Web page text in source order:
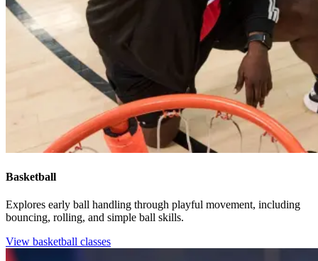
Basketball​​​​‌ ‍ ​‍​‍‌‍ ‌ ​‍‌‍‍‌‌‍‌ ‌‍‍‌‌‍ ‍​‍​‍​ ‍‍​‍​‍‌ ​ ‌‍​‌‌‍ ‍‌‍‍‌‌ ‌​‌ ‍‌​‍ ‍‌‍‍‌‌‍ ​‍​‍​‍ ​​‍​‍‌‍‍​‌ ​‍‌‍‌‌‌‍‌‍​‍​‍​ ‍‍​‍​‍‌‍‍​‌ ‌​‌ ‌​‌ ​​‌ ​ ​ ‍‍​‍ ​‍ ‌‍​ ‌‍‍​‌‍‌‌‌‍ ​‌ ​ ‌‍‌‌‌‍​‌‌ ​​‌‍‍‌‌‍‌‌‌ ​‍‌ ​ ​‍ ‍‌ ​ ‌‍​‌‌‍ ‍‌‍‍‌‌ ‌​‌ ‍‌​‍ ‍‌ ​ ‌ ‌​‌ ‌‌‌‍‌​‌‍‍‌‌‍ ​‍ ‌‍‍‌‌‍ ‍‌ ‌​‌‍‌‌‌‍ ‍‌ ‌​​‍ ‌‍‌‌‌‍‌​‌‍‍‌‌ ‌​​‍ ‌‍ ‌‌‍ ‌‍‌​‌‍‌‌​ ‌‌ ​​‌ ​‍‌‍‌‌‌ ​ ‌‍‌‌‌‍ ‍‌ ‌​‌‍​‌‌ ‌​‌‍‍‌‌‍ ‌‍ ‍​ ‍ ‌‍‍‌‌‍‌​​ ‌​ ‍‌​ ‍‌​ ​​​ ‍‌‌‍‌‌​ ‌‌‌‍‌​​ ‌‌​‍ ‌‌‍‌‍​ ​‍‌‍​‌​ ‍‌​‍ ‌​ ‌​​ ‍​‌‍‌‍‌‍​ ​‍ ‌‌‍​‌​ ‌ ​ ‍​​ ‌‌​‍ ‌‌‍​‍​ ‌‌‌‍‌​​ ‌ ​ ‌ ​ ​‍​ ‌‌​ ‌‍​ ‍​​ ​‌​ ​‌‌‍​‍​ ‍ ‌ ‌​‌ ‍‌‌ ​​‌‍‌‌​ ‌‌ ‌‍‌‍‌‌‌‍ ‍‌ ‌‌‌‍‌‌‌‌​ ‌‍ ​‌ ‌‌‌‍‌ ‌‌​​‌‍​‌‌‍‌ ‌‍‌‌​ ‍ ‌ ​​‌‍​‌‌ ‌​‌‍‍​​ ‌‌ ​​‌‍​‌‌‍‌ ‌‍‌‌‌​​‍‌ ‌‌‌‍‍‌‌‍ ​‌‍‌​‌‍‌‌‌ ​‍​‍‌‌​ ‌‌‌​​‍‌‌ ‌‍‍ ‌‍‌‌‌ ‍‌​‍‌‌​ ​ ‌​‌​​‍‌‌​ ​ ‌​‌​​‍‌‌​ ​‍​ ​‍​ ​​​ ‌‌‌‍​ ​ ‍‌​ ‌ ​ ​​​ ‍‌​ ‌ ​ ‌‍​ ​‍​ ​‍​ ​‌​‍‌‌​ ​‍​ ​‍​‍‌‌​ ‌‌‌​‌​​‍ ‍‌ ‌​‌‍​‌‌‍​‍‌ ​ ​‍‌‌​ ‌‌‌​​‍‌‌ ‌‍‍ ‌‍‌‌‌ ‍‌​‍‌‌​ ​ ‌​‌​​‍‌‌​ ​ ‌​‌​​‍‌‌​ ​‍​ ​‍‌‍‌‌‌‍‌​​ ‌‍‌‍‌​​ ​​​ ​‌​ ‌‌​ ​‍‌‍​‍​ ‌ ‌‍‌‌​ ​‌​‍‌‌​ ​‍​ ​‍​‍‌‌​ ‌‌‌​‌​​‍ ‍‌‍​ ‌‍ ‌‍ ‍‌ ‌​‌‍‌‌‌‍ ‍‌ ‌​​‍‌‌​ ‌‌‌​​‍‌‌ ‌‍‍ ‌‍‌‌‌ ‍‌​‍‌‌​ ​ ‌​‌​​‍‌‌​ ​ ‌​‌​​‍‌‌​ ​‍​ ​‍‌‍​‌‌‍‌‍‌‍​‌​ ‍‌‌‍​ ​ ​ ​ ‍‌​ ​​​ ‌‌​ ‌ ​ ‌‌​ ‌‍​‍‌‌​ ​‍​ ​‍​‍‌‌​ ‌‌‌​‌​​‍ ‍‌ ‌​‌‍‍‌‌ ‌​‌‍ ​‌‍‌‌​ ‌‍​‍‌‍​‌‌ ​ ‌‍‌‌‌‌‌‌‌ ​‍‌‍ ​​ ‌‌‍‍​‌ ‌​‌ ‌​‌ ​​‌ ​ ​‍‌‌​ ​ ‌​​‌​‍‌‌​ ​‍‌​‌‍​‍‌‌​ ​‍‌​‌‍‌‍​ ‌‍‍​‌‍‌‌‌‍ ​‌ ​ ‌‍‌‌‌‍​‌‌ ​​‌‍‍‌‌‍‌‌‌ ​‍‌ ​ ​‍ ‍‌ ​ ‌‍​‌‌‍ ‍‌‍‍‌‌ ‌​‌ ‍‌​‍ ‍‌ ​ ‌ ‌​‌ ‌‌‌‍‌​‌‍‍‌‌‍ ​‍‌‍‌‍‍‌‌‍‌​​ ‌​ ‍‌​ ‍‌​ ​​​ ‍‌‌‍‌‌​ ‌‌‌‍‌​​ ‌‌​‍ ‌‌‍‌‍​ ​‍‌‍​‌​ ‍‌​‍ ‌​ ‌​​ ‍​‌‍‌‍‌‍​ ​‍ ‌‌‍​‌​ ‌ ​ ‍​​ ‌‌​‍ ‌‌‍​‍​ ‌‌‌‍‌​​ ‌ ​ ‌ ​ ​‍​ ‌‌​ ‌‍​ ‍​​ ​‌​ ​‌‌‍​‍​‍‌‍‌ ‌​‌ ‍‌‌ ​​‌‍‌‌​ ‌‌ ‌‍‌‍‌‌‌‍ ‍‌ ‌‌‌‍‌‌‌‌​ ‌‍ ​‌ ‌‌‌‍‌ ‌‌​​‌‍​‌‌‍‌ ‌‍‌‌​‍‌‍‌ ​​‌‍​‌‌ ‌​‌‍‍​​ ‌‌ ​​‌‍​‌‌‍‌ ‌‍‌‌‌​​‍‌ ‌‌‌‍‍‌‌‍ ​‌‍‌​‌‍‌‌‌ ​‍​‍‌‌​ ‌‌‌​​‍‌‌ ‌‍‍ ‌‍‌‌‌ ‍‌​‍‌‌​ ​ ‌​‌​​‍‌‌​ ​ ‌​‌​​‍‌‌​ ​‍​ ​‍​ ​​​ ‌‌‌‍​ ​ ‍‌​ ‌ ​ ​​​ ‍‌​ ‌ ​ ‌‍​ ​‍​ ​‍​ ​‌​‍‌‌​ ​‍​ ​‍​‍‌‌​ ‌‌‌​‌​​‍ ‍‌ ‌​‌‍​‌‌‍​‍‌ ​ ​‍‌‌​ ‌‌‌​​‍‌‌ ‌‍‍ ‌‍‌‌‌ ‍‌​‍‌‌​ ​ ‌​‌​​‍‌‌​ ​ ‌​‌​​‍‌‌​ ​‍​ ​‍‌‍‌‌‌‍‌​​ ‌‍‌‍‌​​ ​​​ ​‌​ ‌‌​ ​‍‌‍​‍​ ‌ ‌‍‌‌​ ​‌​‍‌‌​ ​‍​ ​‍​‍‌‌​ ‌‌‌​‌​​‍ ‍‌‍​ ‌‍ ‌‍ ‍‌ ‌​‌‍‌‌‌‍ ‍‌ ‌​​‍‌‌​ ‌‌‌​​‍‌‌ ‌‍‍ ‌‍‌‌‌ ‍‌​‍‌‌​ ​ ‌​‌​​‍‌‌​ ​ ‌​‌​​‍‌‌​ ​‍​ ​‍‌‍​‌‌‍‌‍‌‍​‌​ ‍‌‌‍​ ​ ​ ​ ‍‌​ ​​​ ‌‌​ ‌ ​ ‌‌​ ‌‍​‍‌‌​ ​‍​ ​‍​‍‌‌​ ‌‌‌​‌​​‍ ‍‌ ‌​‌‍‍‌‌ ‌​‌‍ ​‌‍‌‌​‍‌‍‌ ​​‌‍‌‌‌ ​‍‌ ​ ‌ ​​‌‍‌‌‌‍​ ‌ ‌​‌‍‍‌‌ ‌‍‌‍‌‌​ ‌‌ ​​‌ ‌‌‌‍​‍‌‍ ​‌‍‍‌‌ ​ ‌‍‍​‌‍‌‌‌‍‌​​‍​‍‌ ‌
Explores early ball handling through playful movement, including
bouncing, rolling, and simple ball skills.​​​​‌ ‍ ​‍​‍‌‍ ‌ ​‍‌‍‍‌‌‍‌ ‌‍‍‌‌‍ ‍​‍​‍​ ‍‍​‍​‍‌ ​ ‌‍​‌‌‍ ‍‌‍‍‌‌ ‌​‌ ‍‌​‍ ‍‌‍‍‌‌‍ ​‍​‍​‍ ​​‍​‍‌‍‍​‌ ​‍‌‍‌‌‌‍‌‍​‍​‍​ ‍‍​‍​‍‌‍‍​‌ ‌​‌ ‌​‌ ​​‌ ​ ​ ‍‍​‍ ​‍ ‌‍​ ‌‍‍​‌‍‌‌‌‍ ​‌ ​ ‌‍‌‌‌‍​‌‌ ​​‌‍‍‌‌‍‌‌‌ ​‍‌ ​ ​‍ ‍‌ ​ ‌‍​‌‌‍ ‍‌‍‍‌‌ ‌​‌ ‍‌​‍ ‍‌ ​ ‌ ‌​‌ ‌‌‌‍‌​‌‍‍‌‌‍ ​‍ ‌‍‍‌‌‍ ‍‌ ‌​‌‍‌‌‌‍ ‍‌ ‌​​‍ ‌‍‌‌‌‍‌​‌‍‍‌‌ ‌​​‍ ‌‍ ‌‌‍ ‌‍‌​‌‍‌‌​ ‌‌ ​​‌ ​‍‌‍‌‌‌ ​ ‌‍‌‌‌‍ ‍‌ ‌​‌‍​‌‌ ‌​‌‍‍‌‌‍ ‌‍ ‍​ ‍ ‌‍‍‌‌‍‌​​ ‌​ ‍‌​ ‍‌​ ​​​ ‍‌‌‍‌‌​ ‌‌‌‍‌​​ ‌‌​‍ ‌‌‍‌‍​ ​‍‌‍​‌​ ‍‌​‍ ‌​ ‌​​ ‍​‌‍‌‍‌‍​ ​‍ ‌‌‍​‌​ ‌ ​ ‍​​ ‌‌​‍ ‌‌‍​‍​ ‌‌‌‍‌​​ ‌ ​ ‌ ​ ​‍​ ‌‌​ ‌‍​ ‍​​ ​‌​ ​‌‌‍​‍​ ‍ ‌ ‌​‌ ‍‌‌ ​​‌‍‌‌​ ‌‌ ‌‍‌‍‌‌‌‍ ‍‌ ‌‌‌‍‌‌‌‌​ ‌‍ ​‌ ‌‌‌‍‌ ‌‌​​‌‍​‌‌‍‌ ‌‍‌‌​ ‍ ‌ ​​‌‍​‌‌ ‌​‌‍‍​​ ‌‌ ​​‌‍​‌‌‍‌ ‌‍‌‌‌​​‍‌ ‌‌‌‍‍‌‌‍ ​‌‍‌​‌‍‌‌‌ ​‍​‍‌‌​ ‌‌‌​​‍‌‌ ‌‍‍ ‌‍‌‌‌ ‍‌​‍‌‌​ ​ ‌​‌​​‍‌‌​ ​ ‌​‌​​‍‌‌​ ​‍​ ​‍​ ​​​ ‌‌‌‍​ ​ ‍‌​ ‌ ​ ​​​ ‍‌​ ‌ ​ ‌‍​ ​‍​ ​‍​ ​‌​‍‌‌​ ​‍​ ​‍​‍‌‌​ ‌‌‌​‌​​‍ ‍‌ ‌​‌‍​‌‌‍​‍‌ ​ ​‍‌‌​ ‌‌‌​​‍‌‌ ‌‍‍ ‌‍‌‌‌ ‍‌​‍‌‌​ ​ ‌​‌​​‍‌‌​ ​ ‌​‌​​‍‌‌​ ​‍​ ​‍‌‍‌‌‌‍‌​​ ‌‍‌‍‌​​ ​​​ ​‌​ ‌‌​ ​‍‌‍​‍​ ‌ ‌‍‌‌​ ​‌​‍‌‌​ ​‍​ ​‍​‍‌‌​ ‌‌‌​‌​​‍ ‍‌‍​ ‌‍ ‌‍ ‍‌ ‌​‌‍‌‌‌‍ ‍‌ ‌​​‍‌‌​ ‌‌‌​​‍‌‌ ‌‍‍ ‌‍‌‌‌ ‍‌​‍‌‌​ ​ ‌​‌​​‍‌‌​ ​ ‌​‌​​‍‌‌​ ​‍​ ​‍‌‍​‌‌‍‌‍‌‍​‌​ ‍‌‌‍​ ​ ​ ​ ‍‌​ ​​​ ‌‌​ ‌ ​ ‌‌​ ‌‍​‍‌‌​ ​‍​ ​‍​‍‌‌​ ‌‌‌​‌​​‍ ‍‌ ​‍‌‍‍‌‌‍​ ‌‍‍​‌‌‌​‌‍‌‌‌ ‍​‌ ‌​​‍‌‌​ ‌‌‌​​‍‌‌ ‌‍‍ ‌‍‌‌‌ ‍‌​‍‌‌​ ​ ‌​‌​​‍‌‌​ ​ ‌​‌​​‍‌‌​ ​‍​ ​‍​ ‌‌​ ​​‌‍‌‍​ ‌​‌‍​‌‌‍‌​​ ‍‌‌‍​‌‌‍​ ‌‍‌‍​ ‌​‌‍​‍​‍‌‌​ ​‍​ ​‍​‍‌‌​ ‌‌‌​‌​​‍ ‍‌‍​ ‌‍‍​‌‍‍‌‌‍ ​‌‍‌​‌ ​‍‌‍‌‌‌‍ ‍​‍‌‌​ ‌‌‌​​‍‌‌ ‌‍‍ ‌‍‌‌‌ ‍‌​‍‌‌​ ​ ‌​‌​​‍‌‌​ ​ ‌​‌​​‍‌‌​ ​‍​ ​‍​ ‍​‌‍​ ​ ‍‌​ ‌​​ ​​​ ​​​ ‌‍​ ​‍​ ‍‌‌‍‌‍​ ​‌‌‍​‍​‍‌‌​ ​‍​ ​‍​‍‌‌​ ‌‌‌​‌​​‍ ‍‌ ‌​‌‍‌‌‌ ‍​‌ ‌​​ ‌‍​‍‌‍​‌‌ ​ ‌‍‌‌‌‌‌‌‌ ​‍‌‍ ​​ ‌‌‍‍​‌ ‌​‌ ‌​‌ ​​‌ ​ ​‍‌‌​ ​ ‌​​‌​‍‌‌​ ​‍‌​‌‍​‍‌‌​ ​‍‌​‌‍‌‍​ ‌‍‍​‌‍‌‌‌‍ ​‌ ​ ‌‍‌‌‌‍​‌‌ ​​‌‍‍‌‌‍‌‌‌ ​‍‌ ​ ​‍ ‍‌ ​ ‌‍​‌‌‍ ‍‌‍‍‌‌ ‌​‌ ‍‌​‍ ‍‌ ​ ‌ ‌​‌ ‌‌‌‍‌​‌‍‍‌‌‍ ​‍‌‍‌‍‍‌‌‍‌​​ ‌​ ‍‌​ ‍‌​ ​​​ ‍‌‌‍‌‌​ ‌‌‌‍‌​​ ‌‌​‍ ‌‌‍‌‍​ ​‍‌‍​‌​ ‍‌​‍ ‌​ ‌​​ ‍​‌‍‌‍‌‍​ ​‍ ‌‌‍​‌​ ‌ ​ ‍​​ ‌‌​‍ ‌‌‍​‍​ ‌‌‌‍‌​​ ‌ ​ ‌ ​ ​‍​ ‌‌​ ‌‍​ ‍​​ ​‌​ ​‌‌‍​‍​‍‌‍‌ ‌​‌ ‍‌‌ ​​‌‍‌‌​ ‌‌ ‌‍‌‍‌‌‌‍ ‍‌ ‌‌‌‍‌‌‌‌​ ‌‍ ​‌ ‌‌‌‍‌ ‌‌​​‌‍​‌‌‍‌ ‌‍‌‌​‍‌‍‌ ​​‌‍​‌‌ ‌​‌‍‍​​ ‌‌ ​​‌‍​‌‌‍‌ ‌‍‌‌‌​​‍‌ ‌‌‌‍‍‌‌‍ ​‌‍‌​‌‍‌‌‌ ​‍​‍‌‌​ ‌‌‌​​‍‌‌ ‌‍‍ ‌‍‌‌‌ ‍‌​‍‌‌​ ​ ‌​‌​​‍‌‌​ ​ ‌​‌​​‍‌‌​ ​‍​ ​‍​ ​​​ ‌‌‌‍​ ​ ‍‌​ ‌ ​ ​​​ ‍‌​ ‌ ​ ‌‍​ ​‍​ ​‍​ ​‌​‍‌‌​ ​‍​ ​‍​‍‌‌​ ‌‌‌​‌​​‍ ‍‌ ‌​‌‍​‌‌‍​‍‌ ​ ​‍‌‌​ ‌‌‌​​‍‌‌ ‌‍‍ ‌‍‌‌‌ ‍‌​‍‌‌​ ​ ‌​‌​​‍‌‌​ ​ ‌​‌​​‍‌‌​ ​‍​ ​‍‌‍‌‌‌‍‌​​ ‌‍‌‍‌​​ ​​​ ​‌​ ‌‌​ ​‍‌‍​‍​ ‌ ‌‍‌‌​ ​‌​‍‌‌​ ​‍​ ​‍​‍‌‌​ ‌‌‌​‌​​‍ ‍‌‍​ ‌‍ ‌‍ ‍‌ ‌​‌‍‌‌‌‍ ‍‌ ‌​​‍‌‌​ ‌‌‌​​‍‌‌ ‌‍‍ ‌‍‌‌‌ ‍‌​‍‌‌​ ​ ‌​‌​​‍‌‌​ ​ ‌​‌​​‍‌‌​ ​‍​ ​‍‌‍​‌‌‍‌‍‌‍​‌​ ‍‌‌‍​ ​ ​ ​ ‍‌​ ​​​ ‌‌​ ‌ ​ ‌‌​ ‌‍​‍‌‌​ ​‍​ ​‍​‍‌‌​ ‌‌‌​‌​​‍ ‍‌ ​‍‌‍‍‌‌‍​ ‌‍‍​‌‌‌​‌‍‌‌‌ ‍​‌ ‌​​‍‌‌​ ‌‌‌​​‍‌‌ ‌‍‍ ‌‍‌‌‌ ‍‌​‍‌‌​ ​ ‌​‌​​‍‌‌​ ​ ‌​‌​​‍‌‌​ ​‍​ ​‍​ ‌‌​ ​​‌‍‌‍​ ‌​‌‍​‌‌‍‌​​ ‍‌‌‍​‌‌‍​ ‌‍‌‍​ ‌​‌‍​‍​‍‌‌​ ​‍​ ​‍​‍‌‌​ ‌‌‌​‌​​‍ ‍‌‍​ ‌‍‍​‌‍‍‌‌‍ ​‌‍‌​‌ ​‍‌‍‌‌‌‍ ‍​‍‌‌​ ‌‌‌​​‍‌‌ ‌‍‍ ‌‍‌‌‌ ‍‌​‍‌‌​ ​ ‌​‌​​‍‌‌​ ​ ‌​‌​​‍‌‌​ ​‍​ ​‍​ ‍​‌‍​ ​ ‍‌​ ‌​​ ​​​ ​​​ ‌‍​ ​‍​ ‍‌‌‍‌‍​ ​‌‌‍​‍​‍‌‌​ ​‍​ ​‍​‍‌‌​ ‌‌‌​‌​​‍ ‍‌ ‌​‌‍‌‌‌ ‍​‌ ‌​​‍‌‍‌ ​​‌‍‌‌‌ ​‍‌ ​ ‌ ​​‌‍‌‌‌‍​ ‌ ‌​‌‍‍‌‌ ‌‍‌‍‌‌​ ‌‌ ​​‌ ‌‌‌‍​‍‌‍ ​‌‍‍‌‌ ​ ‌‍‍​‌‍‌‌‌‍‌​​‍​‍‌ ‌
View basketball classes​​​​‌ ‍ ​‍​‍‌‍ ‌ ​‍‌‍‍‌‌‍‌ ‌‍‍‌‌‍ ‍​‍​‍​ ‍‍​‍​‍‌ ​ ‌‍​‌‌‍ ‍‌‍‍‌‌ ‌​‌ ‍‌​‍ ‍‌‍‍‌‌‍ ​‍​‍​‍ ​​‍​‍‌‍‍​‌ ​‍‌‍‌‌‌‍‌‍​‍​‍​ ‍‍​‍​‍‌‍‍​‌ ‌​‌ ‌​‌ ​​‌ ​ ​ ‍‍​‍ ​‍ ‌‍​ ‌‍‍​‌‍‌‌‌‍ ​‌ ​ ‌‍‌‌‌‍​‌‌ ​​‌‍‍‌‌‍‌‌‌ ​‍‌ ​ ​‍ ‍‌ ​ ‌‍​‌‌‍ ‍‌‍‍‌‌ ‌​‌ ‍‌​‍ ‍‌ ​ ‌ ‌​‌ ‌‌‌‍‌​‌‍‍‌‌‍ ​‍ ‌‍‍‌‌‍ ‍‌ ‌​‌‍‌‌‌‍ ‍‌ ‌​​‍ ‌‍‌‌‌‍‌​‌‍‍‌‌ ‌​​‍ ‌‍ ‌‌‍ ‌‍‌​‌‍‌‌​ ‌‌ ​​‌ ​‍‌‍‌‌‌ ​ ‌‍‌‌‌‍ ‍‌ ‌​‌‍​‌‌ ‌​‌‍‍‌‌‍ ‌‍ ‍​ ‍ ‌‍‍‌‌‍‌​​ ‌​ ‍‌​ ‍‌​ ​​​ ‍‌‌‍‌‌​ ‌‌‌‍‌​​ ‌‌​‍ ‌‌‍‌‍​ ​‍‌‍​‌​ ‍‌​‍ ‌​ ‌​​ ‍​‌‍‌‍‌‍​ ​‍ ‌‌‍​‌​ ‌ ​ ‍​​ ‌‌​‍ ‌‌‍​‍​ ‌‌‌‍‌​​ ‌ ​ ‌ ​ ​‍​ ‌‌​ ‌‍​ ‍​​ ​‌​ ​‌‌‍​‍​ ‍ ‌ ‌​‌ ‍‌‌ ​​‌‍‌‌​ ‌‌ ‌‍‌‍‌‌‌‍ ‍‌ ‌‌‌‍‌‌‌‌​ ‌‍ ​‌ ‌‌‌‍‌ ‌‌​​‌‍​‌‌‍‌ ‌‍‌‌​ ‍ ‌ ​​‌‍​‌‌ ‌​‌‍‍​​ ‌‌ ​​‌‍​‌‌‍‌ ‌‍‌‌‌​​‍‌ ‌‌‌‍‍‌‌‍ ​‌‍‌​‌‍‌‌‌ ​‍​‍‌‌​ ‌‌‌​​‍‌‌ ‌‍‍ ‌‍‌‌‌ ‍‌​‍‌‌​ ​ ‌​‌​​‍‌‌​ ​ ‌​‌​​‍‌‌​ ​‍​ ​‍​ ​​​ ‌‌‌‍​ ​ ‍‌​ ‌ ​ ​​​ ‍‌​ ‌ ​ ‌‍​ ​‍​ ​‍​ ​‌​‍‌‌​ ​‍​ ​‍​‍‌‌​ ‌‌‌​‌​​‍ ‍‌ ‌​‌‍​‌‌‍​‍‌ ​ ​‍‌‌​ ‌‌‌​​‍‌‌ ‌‍‍ ‌‍‌‌‌ ‍‌​‍‌‌​ ​ ‌​‌​​‍‌‌​ ​ ‌​‌​​‍‌‌​ ​‍​ ​‍‌‍‌‌‌‍‌​​ ‌‍‌‍‌​​ ​​​ ​‌​ ‌‌​ ​‍‌‍​‍​ ‌ ‌‍‌‌​ ​‌​‍‌‌​ ​‍​ ​‍​‍‌‌​ ‌‌‌​‌​​‍ ‍‌‍​ ‌‍ ‌‍ ‍‌ ‌​‌‍‌‌‌‍ ‍‌ ‌​​‍‌‌​ ‌‌‌​​‍‌‌ ‌‍‍ ‌‍‌‌‌ ‍‌​‍‌‌​ ​ ‌​‌​​‍‌‌​ ​ ‌​‌​​‍‌‌​ ​‍​ ​‍‌‍​‌‌‍‌‍‌‍​‌​ ‍‌‌‍​ ​ ​ ​ ‍‌​ ​​​ ‌‌​ ‌ ​ ‌‌​ ‌‍​‍‌‌​ ​‍​ ​‍​‍‌‌​ ‌‌‌​‌​​‍ ‍‌‍​‍‌ ‌‌‌ ‌​‌ ‌​‌‍ ‌‍ ‍‌ ​ ​‍‌‌​ ‌‌‌​​‍‌‌ ‌‍‍ ‌‍‌‌‌ ‍‌​‍‌‌​ ​ ‌​‌​​‍‌‌​ ​ ‌​‌​​‍‌‌​ ​‍​ ​‍​ ‍​​ ‌​​ ​‌‌‍‌‌​ ‌​​ ​ ​ ‌ ‌‍​‌​ ​​‌‍‌​​ ‍​​ ‌​​‍‌‌​ ​‍​ ​‍​‍‌‌​ ‌‌‌​‌​​‍ ‍‌ ‌​‌‍‌‌‌ ‍​‌ ‌​​ ‌‍​‍‌‍​‌‌ ​ ‌‍‌‌‌‌‌‌‌ ​‍‌‍ ​​ ‌‌‍‍​‌ ‌​‌ ‌​‌ ​​‌ ​ ​‍‌‌​ ​ ‌​​‌​‍‌‌​ ​‍‌​‌‍​‍‌‌​ ​‍‌​‌‍‌‍​ ‌‍‍​‌‍‌‌‌‍ ​‌ ​ ‌‍‌‌‌‍​‌‌ ​​‌‍‍‌‌‍‌‌‌ ​‍‌ ​ ​‍ ‍‌ ​ ‌‍​‌‌‍ ‍‌‍‍‌‌ ‌​‌ ‍‌​‍ ‍‌ ​ ‌ ‌​‌ ‌‌‌‍‌​‌‍‍‌‌‍ ​‍‌‍‌‍‍‌‌‍‌​​ ‌​ ‍‌​ ‍‌​ ​​​ ‍‌‌‍‌‌​ ‌‌‌‍‌​​ ‌‌​‍ ‌‌‍‌‍​ ​‍‌‍​‌​ ‍‌​‍ ‌​ ‌​​ ‍​‌‍‌‍‌‍​ ​‍ ‌‌‍​‌​ ‌ ​ ‍​​ ‌‌​‍ ‌‌‍​‍​ ‌‌‌‍‌​​ ‌ ​ ‌ ​ ​‍​ ‌‌​ ‌‍​ ‍​​ ​‌​ ​‌‌‍​‍​‍‌‍‌ ‌​‌ ‍‌‌ ​​‌‍‌‌​ ‌‌ ‌‍‌‍‌‌‌‍ ‍‌ ‌‌‌‍‌‌‌‌​ ‌‍ ​‌ ‌‌‌‍‌ ‌‌​​‌‍​‌‌‍‌ ‌‍‌‌​‍‌‍‌ ​​‌‍​‌‌ ‌​‌‍‍​​ ‌‌ ​​‌‍​‌‌‍‌ ‌‍‌‌‌​​‍‌ ‌‌‌‍‍‌‌‍ ​‌‍‌​‌‍‌‌‌ ​‍​‍‌‌​ ‌‌‌​​‍‌‌ ‌‍‍ ‌‍‌‌‌ ‍‌​‍‌‌​ ​ ‌​‌​​‍‌‌​ ​ ‌​‌​​‍‌‌​ ​‍​ ​‍​ ​​​ ‌‌‌‍​ ​ ‍‌​ ‌ ​ ​​​ ‍‌​ ‌ ​ ‌‍​ ​‍​ ​‍​ ​‌​‍‌‌​ ​‍​ ​‍​‍‌‌​ ‌‌‌​‌​​‍ ‍‌ ‌​‌‍​‌‌‍​‍‌ ​ ​‍‌‌​ ‌‌‌​​‍‌‌ ‌‍‍ ‌‍‌‌‌ ‍‌​‍‌‌​ ​ ‌​‌​​‍‌‌​ ​ ‌​‌​​‍‌‌​ ​‍​ ​‍‌‍‌‌‌‍‌​​ ‌‍‌‍‌​​ ​​​ ​‌​ ‌‌​ ​‍‌‍​‍​ ‌ ‌‍‌‌​ ​‌​‍‌‌​ ​‍​ ​‍​‍‌‌​ ‌‌‌​‌​​‍ ‍‌‍​ ‌‍ ‌‍ ‍‌ ‌​‌‍‌‌‌‍ ‍‌ ‌​​‍‌‌​ ‌‌‌​​‍‌‌ ‌‍‍ ‌‍‌‌‌ ‍‌​‍‌‌​ ​ ‌​‌​​‍‌‌​ ​ ‌​‌​​‍‌‌​ ​‍​ ​‍‌‍​‌‌‍‌‍‌‍​‌​ ‍‌‌‍​ ​ ​ ​ ‍‌​ ​​​ ‌‌​ ‌ ​ ‌‌​ ‌‍​‍‌‌​ ​‍​ ​‍​‍‌‌​ ‌‌‌​‌​​‍ ‍‌‍​‍‌ ‌‌‌ ‌​‌ ‌​‌‍ ‌‍ ‍‌ ​ ​‍‌‌​ ‌‌‌​​‍‌‌ ‌‍‍ ‌‍‌‌‌ ‍‌​‍‌‌​ ​ ‌​‌​​‍‌‌​ ​ ‌​‌​​‍‌‌​ ​‍​ ​‍​ ‍​​ ‌​​ ​‌‌‍‌‌​ ‌​​ ​ ​ ‌ ‌‍​‌​ ​​‌‍‌​​ ‍​​ ‌​​‍‌‌​ ​‍​ ​‍​‍‌‌​ ‌‌‌​‌​​‍ ‍‌ ‌​‌‍‌‌‌ ‍​‌ ‌​​‍‌‍‌ ​​‌‍‌‌‌ ​‍‌ ​ ‌ ​​‌‍‌‌‌‍​ ‌ ‌​‌‍‍‌‌ ‌‍‌‍‌‌​ ‌‌ ​​‌ ‌‌‌‍​‍‌‍ ​‌‍‍‌‌ ​ ‌‍‍​‌‍‌‌‌‍‌​​‍​‍‌ ‌